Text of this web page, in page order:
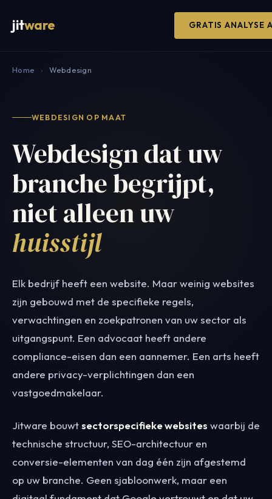
jitware GRATIS ANALYSE
Home › Webdesign
WEBDESIGN OP MAAT
Webdesign dat uw
branche begrijpt,
niet alleen uw
huisstijl
Elk bedrijf heeft een website. Maar weinig websites
zijn gebouwd met de specifieke regels,
verwachtingen en zoekpatronen van uw sector als
uitgangspunt. Een advocaat heeft andere
compliance-eisen dan een aannemer. Een arts heeft
andere privacy-verplichtingen dan een
vastgoedmakelaar.
Jitware bouwtsectorspecifieke websites waarbij de
technische structuur, SEO-architectuur en
conversie-elementen van dag één zijn afgestemd
op uw branche. Geen sjabloonwerk, maar een